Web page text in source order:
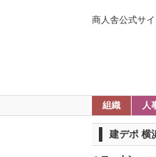
商人舎公式サイ
組織 人
建デポ 横